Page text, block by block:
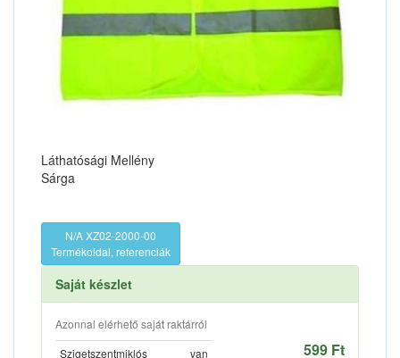
Láthatósági Mellény
Sárga
N/A XZ02-2000-00
Termékoldal, referenciák
Saját készlet
Azonnal elérhető saját raktárról
Szigetszentmiklós
van
599 Ft